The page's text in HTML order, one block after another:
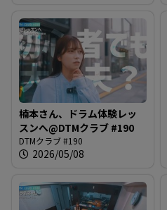
楠本さん、ドラム体験レッ
スンへ@DTMクラブ #190
DTMクラブ #190
2026/05/08